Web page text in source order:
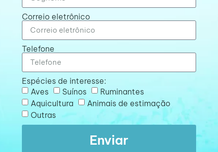
Correio eletrônico
Telefone
Espécies de interesse:
Aves
Suínos
Ruminantes
Aquicultura
Animais de estimação
Outras
Enviar